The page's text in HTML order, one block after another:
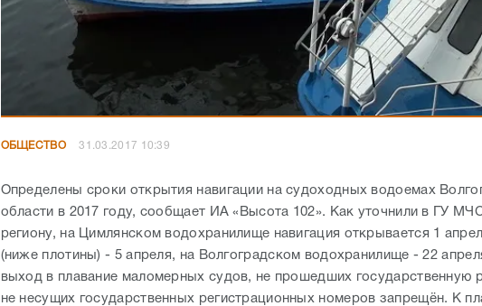
ОБЩЕСТВО 31.03.2017 10:39
Определены сроки открытия навигации на судоходных водоемах
области в 2017 году, сообщает ИА «Высота 102». Как уточнили в ГУ
региону, на Цимлянском водохранилище навигация открывается 1
(ниже плотины) - 5 апреля, на Волгоградском водохранилище - 22
выход в плавание маломерных судов, не прошедших государственную
не несущих государственных регистрационных номеров запрещён. К